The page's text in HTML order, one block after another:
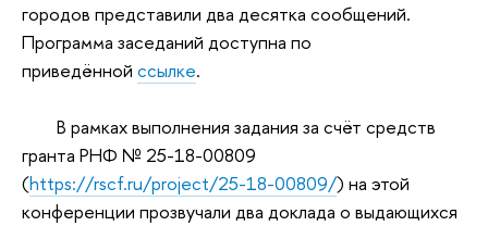
городов представили два десятка сообщений.
Программа заседаний доступна по
приведённой ссылке.
В рамках выполнения задания за счёт средств
гранта РНФ № 25-18-00809
(https://rscf.ru/project/25-18-00809/) на этой
конференции прозвучали два доклада о выдающихся